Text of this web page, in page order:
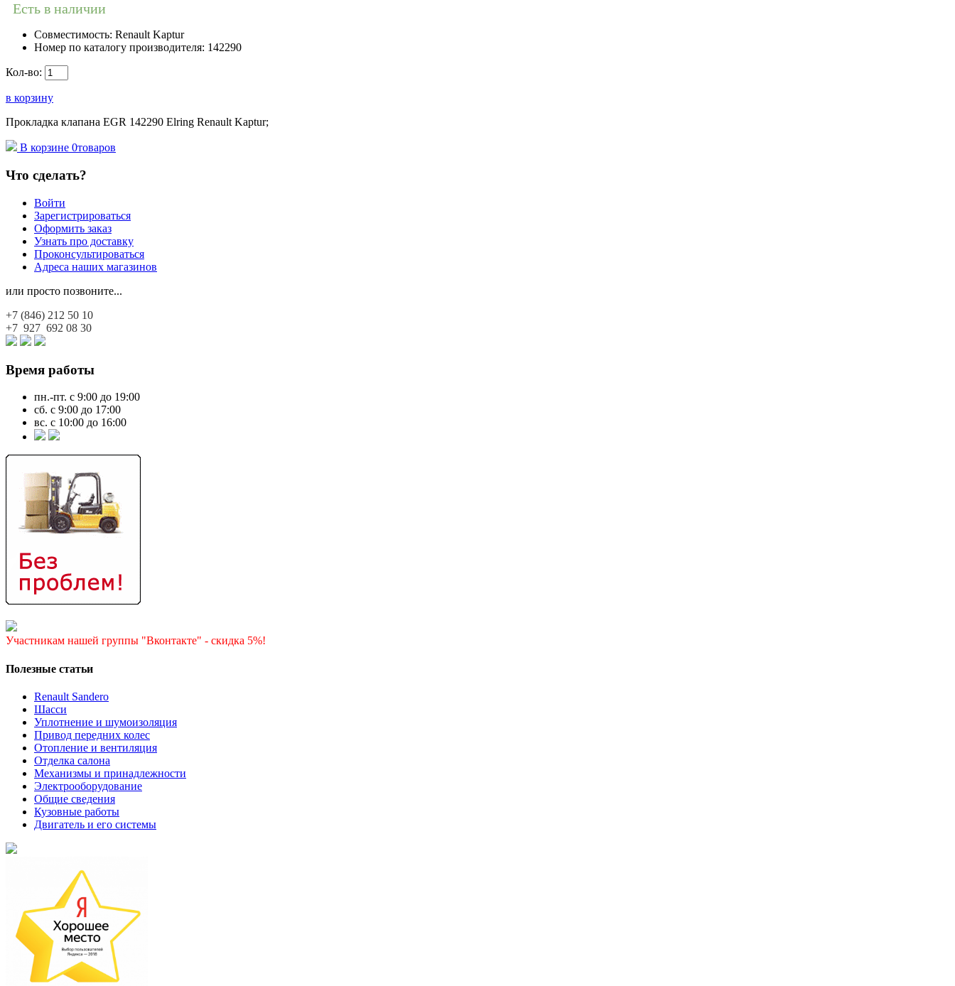
Есть в наличии
Совместимость: Renault Kaptur
Номер по каталогу производителя: 142290
Кол-во:
в корзину
Прокладка клапана EGR 142290 Elring Renault Kaptur;
В корзине 0товаров
Что сделать?
Войти
Зарегистрироваться
Оформить заказ
Узнать про доставку
Проконсультироваться
Адреса наших магазинов
или просто позвоните...
+7 (846) 212 50 10
+7 927 692 08 30
Время работы
пн.-пт. с 9:00 до 19:00
сб. с 9:00 до 17:00
вс. с 10:00 до 16:00
Участникам нашей группы "Вконтакте" - скидка 5%!
Полезные статьи
Renault Sandero
Шасси
Уплотнение и шумоизоляция
Привод передних колес
Отопление и вентиляция
Отделка салона
Механизмы и принадлежности
Электрооборудование
Общие сведения
Кузовные работы
Двигатель и его системы